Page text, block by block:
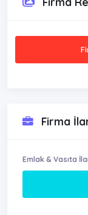
Firma
Emlak & Vasıta